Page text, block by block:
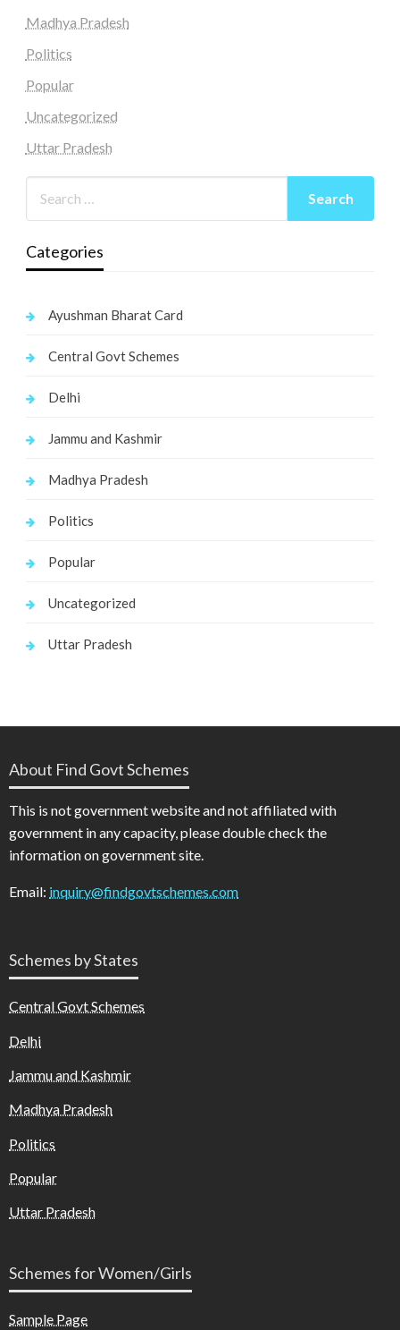
Madhya Pradesh
Politics
Popular
Uncategorized
Uttar Pradesh
Categories
Ayushman Bharat Card
Central Govt Schemes
Delhi
Jammu and Kashmir
Madhya Pradesh
Politics
Popular
Uncategorized
Uttar Pradesh
About Find Govt Schemes
This is not government website and not affiliated with
government in any capacity, please double check the
information on government site.
Email: inquiry@findgovtschemes.com
Schemes by States
Central Govt Schemes
Delhi
Jammu and Kashmir
Madhya Pradesh
Politics
Popular
Uttar Pradesh
Schemes for Women/Girls
Sample Page